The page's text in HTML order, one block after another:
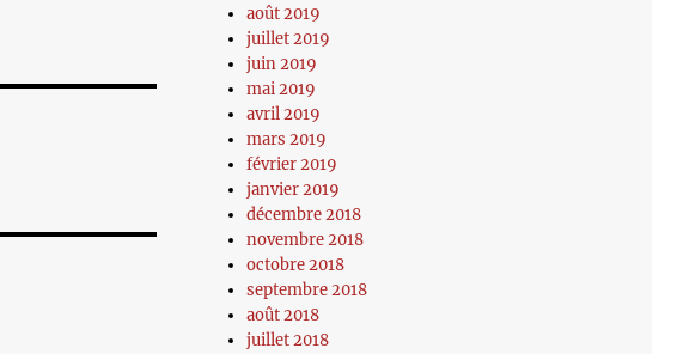
août 2019
juillet 2019
juin 2019
mai 2019
avril 2019
mars 2019
février 2019
janvier 2019
décembre 2018
novembre 2018
octobre 2018
septembre 2018
août 2018
juillet 2018